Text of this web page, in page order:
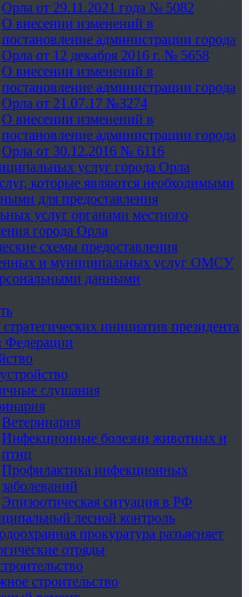
Орла от 29.11.2021 года № 5082
О внесении изменений в
постановление администрации города
Орла от 12 декабря 2016 г. № 5658
О внесении изменений в
постановление администрации города
Орла от 21.07.17 №3274
О внесении изменений в
постановление администрации города
Орла от 30.12.2016 № 6116
услуг города Орла
которые являются необходимыми
для предоставления
услуг органами местного
города Орла
схемы предоставления
и муниципальных услуг ОМСУ
данными
инициатив президента
Федерации
слушания
Ветеринария
Инфекционные болезни животных и
птиц
Профилактика инфекционных
заболеваний
Эпизоотическая ситуация в РФ
лесной контроль
прокуратура разъясняет
отряды
строительство